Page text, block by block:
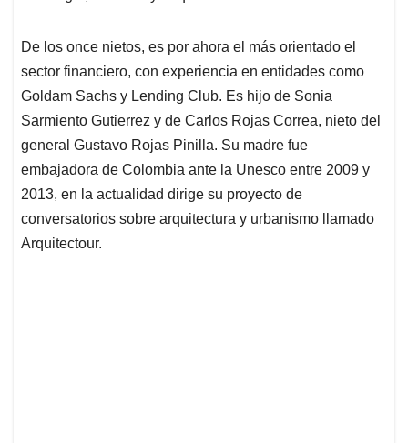
De los once nietos, es por ahora el más orientado el
sector financiero, con experiencia en entidades como
Goldam Sachs y Lending Club. Es hijo de Sonia
Sarmiento Gutierrez y de Carlos Rojas Correa, nieto del
general Gustavo Rojas Pinilla. Su madre fue
embajadora de Colombia ante la Unesco entre 2009 y
2013, en la actualidad dirige su proyecto de
conversatorios sobre arquitectura y urbanismo llamado
Arquitectour.